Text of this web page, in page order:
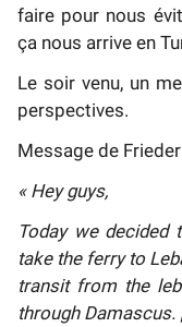
faire pour nous
ça nous arrive en
Le soir venu, un
perspectives.
Message de
« Hey guys,
Today we
take the ferry to
transit from the
through Damascus.